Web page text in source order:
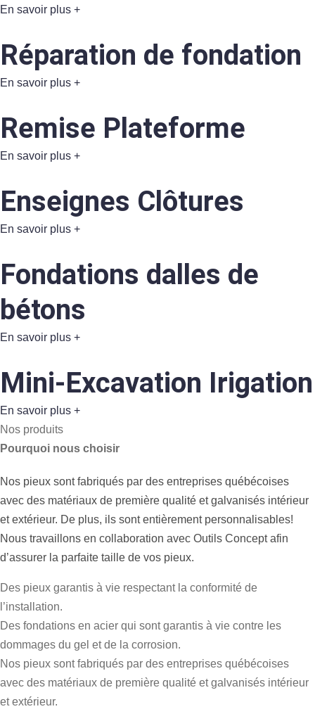
En savoir plus +
Réparation de fondation
En savoir plus +
Remise Plateforme
En savoir plus +
Enseignes Clôtures
En savoir plus +
Fondations dalles de
bétons
En savoir plus +
Mini-Excavation Irigation
En savoir plus +
Nos produits
Pourquoi nous choisir
Nos pieux sont fabriqués par des entreprises québécoises
avec des matériaux de première qualité et galvanisés intérieur
et extérieur. De plus, ils sont entièrement personnalisables!
Nous travaillons en collaboration avec Outils Concept afin
d’assurer la parfaite taille de vos pieux.
Des pieux garantis à vie respectant la conformité de
l’installation.
Des fondations en acier qui sont garantis à vie contre les
dommages du gel et de la corrosion.
Nos pieux sont fabriqués par des entreprises québécoises
avec des matériaux de première qualité et galvanisés intérieur
et extérieur.